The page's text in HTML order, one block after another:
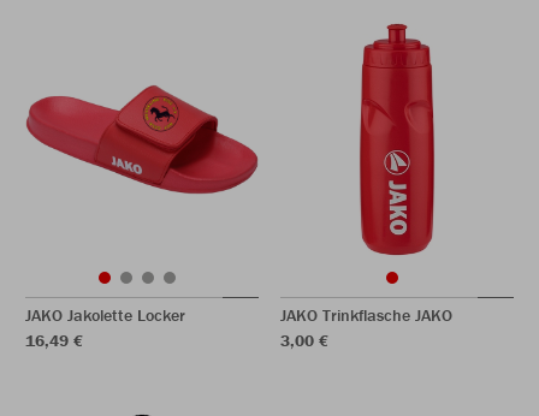
JAKO Jakolette Locker
16,49 €
JAKO Trinkflasche JAKO
3,00 €